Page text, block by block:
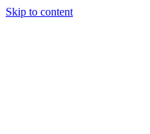
Skip to content